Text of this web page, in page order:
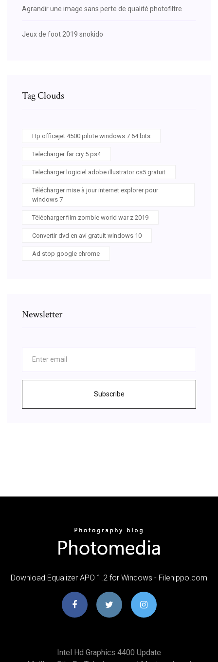
Agrandir une image sans perte de qualité photofiltre
Jeux de foot 2019 snokido
Tag Clouds
Hp officejet 4500 pilote windows 7 64 bits
Telecharger far cry 5 ps4
Telecharger logiciel adobe illustrator cs5 gratuit
Télécharger mise à jour internet explorer pour
windows 7
Télécharger film zombie world war z 2019
Convertir dvd en avi gratuit windows 10
Ad stop google chrome
Newsletter
Subscribe
Download Equalizer APO 1.2 for Windows - Filehippo.com
Intel Hd Graphics 4400 Update